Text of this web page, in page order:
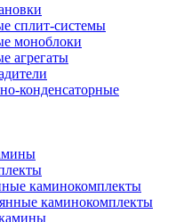
сплит-системы
моноблоки
агрегаты
конденсаторные
каминокомплекты
каминокомплекты